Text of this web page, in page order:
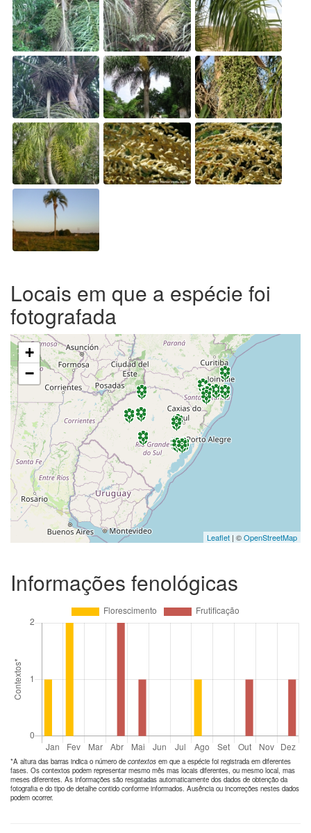
Locais em que a espécie foi
fotografada
+
−
Leaflet | ©OpenStreetMap
Informações fenológicas
*A altura das barras indica o número de contextos em que a espécie foi registrada em diferentes
fases. Os contextos podem representar mesmo mês mas locais diferentes, ou mesmo local, mas
meses diferentes. As informações são resgatadas automaticamente dos dados de obtenção da
fotografia e do tipo de detalhe contido conforme informados. Ausência ou incorreções nestes dados
podem ocorrer.